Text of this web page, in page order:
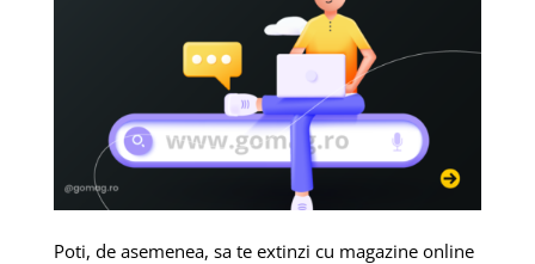
Poti, de asemenea, sa te extinzi cu magazine online